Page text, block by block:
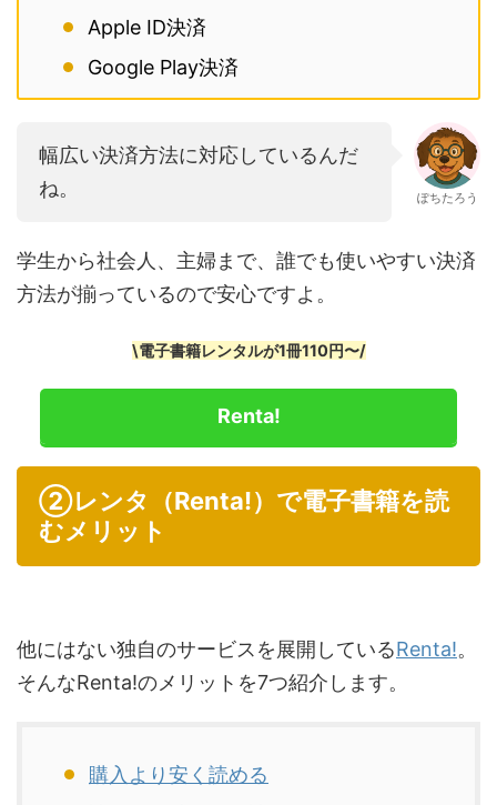
Apple ID決済
Google Play決済
幅広い決済方法に対応しているんだ
ね。
ぽちたろう
学生から社会人、主婦まで、誰でも使いやすい決済
方法が揃っているので安心ですよ。
\電子書籍レンタルが1冊110円〜/
Renta!
②レンタ（Renta!）で電子書籍を読
むメリット
他にはない独自のサービスを展開しているRenta!。
そんなRenta!のメリットを7つ紹介します。
購入より安く読める